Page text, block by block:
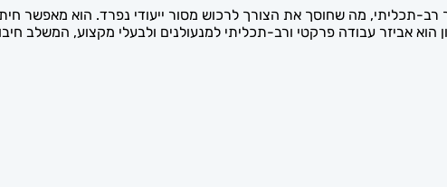
תכליתי, מה שחוסך את הצורך לרכוש מסור ייעודי נפרד. הוא מאפשר
אביזר עבודה פרקטי ורב-תכליתי למנעולנים ולבעלי מקצוע, המשלב